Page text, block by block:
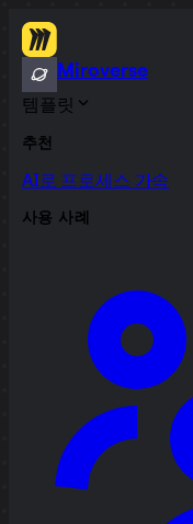
Miroverse
템플릿
추천
AI로 프로세스 가속
사용 사례